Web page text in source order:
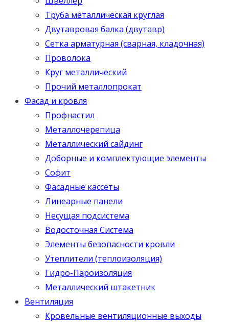
Труба металлическая круглая
Двутавровая балка (двутавр)
Сетка арматурная (сварная, кладочная)
Проволока
Круг металлический
Прочий металлопрокат
Фасад и кровля
Профнастил
Металлочерепица
Металлический сайдинг
Доборные и комплектующие элементы
Софит
Фасадные кассеты
Линеарные панели
Несущая подсистема
Водосточная Система
Элементы безопасности кровли
Утеплители (теплоизоляция)
Гидро-Пароизоляция
Металлический штакетник
Вентиляция
Кровельные вентиляционные выходы